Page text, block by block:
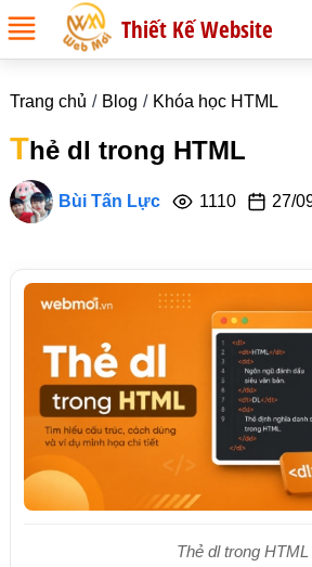
Thiết Kế Website
Trang chủ Blog Khóa học HTML
Thẻ dl trong HTML
Bùi Tấn Lực 1110 27/
Thẻ dl trong HTML